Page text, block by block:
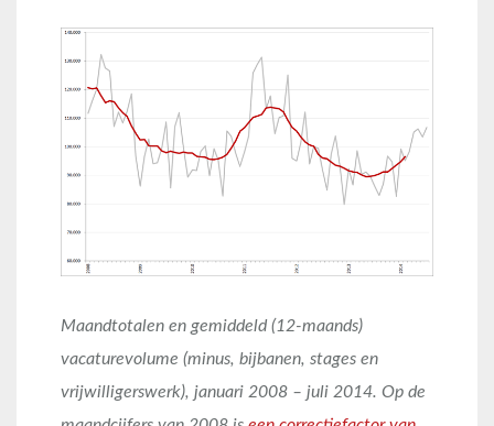
Maandtotalen en gemiddeld (12-maands)
vacaturevolume (minus, bijbanen, stages en
vrijwilligerswerk), januari 2008 – juli 2014. Op de